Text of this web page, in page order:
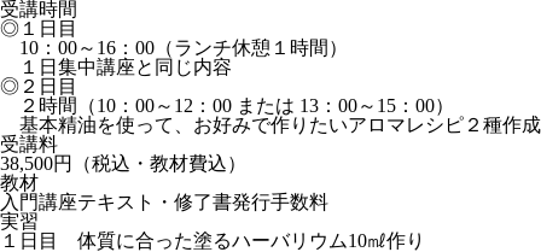
受講時間
◎１日目
10：00～16：00（ランチ休憩１時間）
１日集中講座と同じ内容
◎２日目
２時間（10：00～12：00 または 13：00～15：00）
基本精油を使って、お好みで作りたいアロマレシピ２種作成
受講料
38,500円（税込・教材費込）
教材
入門講座テキスト・修了書発行手数料
実習
１日目 体質に合った塗るハーバリウム10㎖作り